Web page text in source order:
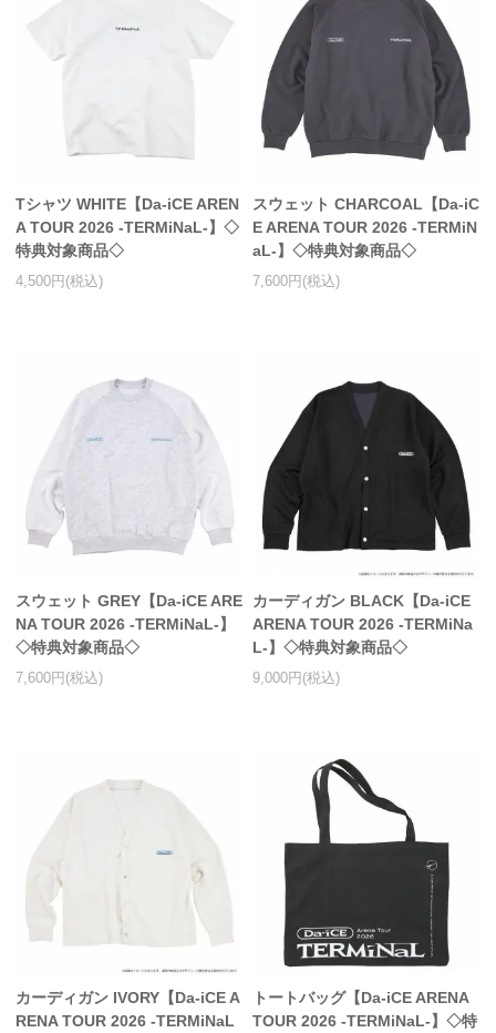
Tシャツ WHITE【Da-iCE AREN
A TOUR 2026 -TERMiNaL-】◇
特典対象商品◇
4,500円(税込)
スウェット CHARCOAL【Da-iC
E ARENA TOUR 2026 -TERMiN
aL-】◇特典対象商品◇
7,600円(税込)
スウェット GREY【Da-iCE ARE
NA TOUR 2026 -TERMiNaL-】
◇特典対象商品◇
7,600円(税込)
カーディガン BLACK【Da-iCE
ARENA TOUR 2026 -TERMiNa
L-】◇特典対象商品◇
9,000円(税込)
カーディガン IVORY【Da-iCE A
RENA TOUR 2026 -TERMiNaL
トートバッグ【Da-iCE ARENA
TOUR 2026 -TERMiNaL-】◇特